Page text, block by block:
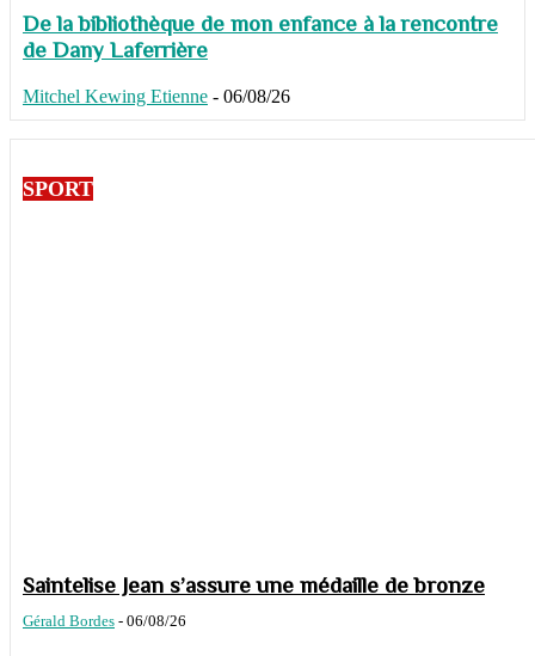
De la bibliothèque de mon enfance à la rencontre
de Dany Laferrière
Mitchel Kewing Etienne - 06/08/26
SPORT
Saintelise Jean s’assure une médaille de bronze
Gérald Bordes - 06/08/26